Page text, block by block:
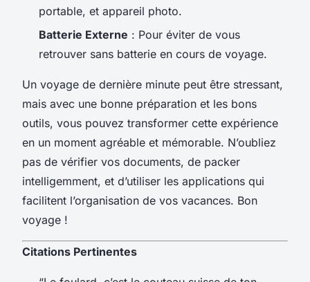
portable, et appareil photo.
Batterie Externe : Pour éviter de vous
retrouver sans batterie en cours de voyage.
Un voyage de dernière minute peut être stressant,
mais avec une bonne préparation et les bons
outils, vous pouvez transformer cette expérience
en un moment agréable et mémorable. N’oubliez
pas de vérifier vos documents, de packer
intelligemment, et d’utiliser les applications qui
facilitent l’organisation de vos vacances. Bon
voyage !
Citations Pertinentes